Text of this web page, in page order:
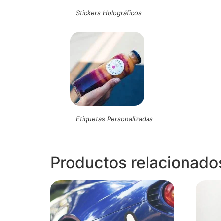
Stickers Holográficos
Etiquetas Personalizadas
Productos